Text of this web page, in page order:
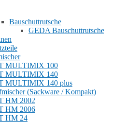
Bauschuttrutsche
GEDA Bauschuttrutsche
MULTIMIX 100
MULTIMIX 140
MULTIMIX 140 plus
(Sackware / Kompakt)
HM 2002
HM 2006
HM 24